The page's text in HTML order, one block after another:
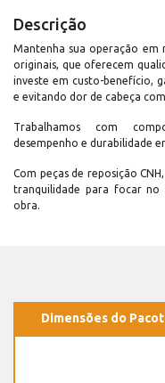
Descrição
Mantenha sua operação em
originais, que oferecem
investe em custo-benefício,
e evitando dor de cabeça
Trabalhamos com
desempenho e durabilidade
Com peças de reposição
tranquilidade para focar no
obra.
Dimensões do